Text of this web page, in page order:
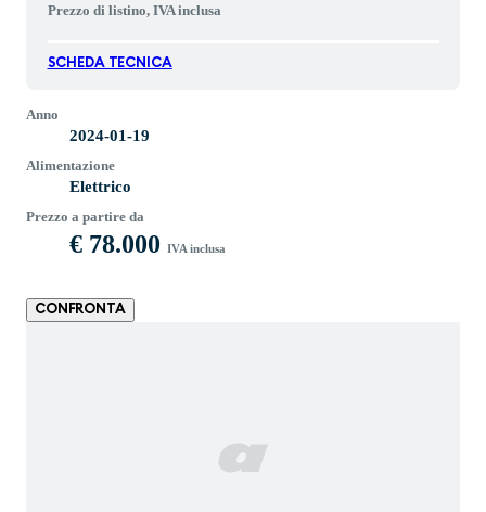
Prezzo di listino, IVA inclusa
SCHEDA TECNICA
Anno
2024-01-19
Alimentazione
Elettrico
Prezzo a partire da
€ 78.000 IVA inclusa
CONFRONTA